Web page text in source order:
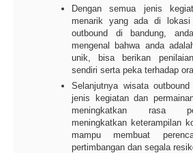
Dengan semua jenis
menarik yang ada di lokasi
outbound di bandung,
mengenal bahwa anda
unik, bisa berikan
sendiri serta peka terhadap
Selanjutnya wisata
jenis kegiatan dan
meningkatkan rasa
meningkatkan keterampilan
mampu membuat
pertimbangan dan segala